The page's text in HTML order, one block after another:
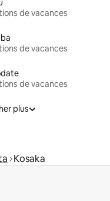
de vacances
de vacances
de vacances
plus
Kosaka